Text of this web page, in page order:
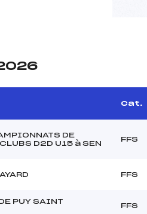
Cat.
DE
D2D U15 à SEN
FFS
FFS
PUY SAINT
FFS